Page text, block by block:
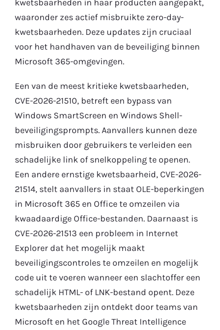
Gratis Proefperiode
kwetsbaarheden in haar producten aangepakt,
waaronder zes actief misbruikte zero-day-
kwetsbaarheden. Deze updates zijn cruciaal
voor het handhaven van de beveiliging binnen
Microsoft 365-omgevingen.
Een van de meest kritieke kwetsbaarheden,
CVE-2026-21510, betreft een bypass van
Windows SmartScreen en Windows Shell-
beveiligingsprompts. Aanvallers kunnen deze
misbruiken door gebruikers te verleiden een
schadelijke link of snelkoppeling te openen.
Een andere ernstige kwetsbaarheid, CVE-2026-
21514, stelt aanvallers in staat OLE-beperkingen
in Microsoft 365 en Office te omzeilen via
kwaadaardige Office-bestanden. Daarnaast is
CVE-2026-21513 een probleem in Internet
Explorer dat het mogelijk maakt
beveiligingscontroles te omzeilen en mogelijk
code uit te voeren wanneer een slachtoffer een
schadelijk HTML- of LNK-bestand opent. Deze
kwetsbaarheden zijn ontdekt door teams van
Microsoft en het Google Threat Intelligence